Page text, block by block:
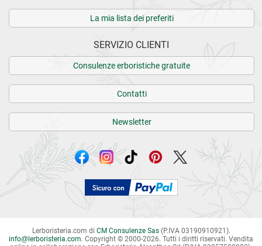
La mia lista dei preferiti
SERVIZIO CLIENTI
Consulenze erboristiche gratuite
Contatti
Newsletter
Lerboristeria.com di CM Consulenze Sas(P.IVA 03190910921).
info@ lerboristeria.com. Copyright © 2000-2026. Tutti i diritti riservati. Vendita